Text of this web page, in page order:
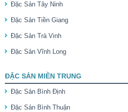
Đặc Sản Tây Ninh
Đặc Sản Tiền Giang
Đặc Sản Trà Vinh
Đặc Sản Vĩnh Long
ĐẶC SẢN MIỀN TRUNG
Đặc Sản Bình Định
Đặc Sản Bình Thuận